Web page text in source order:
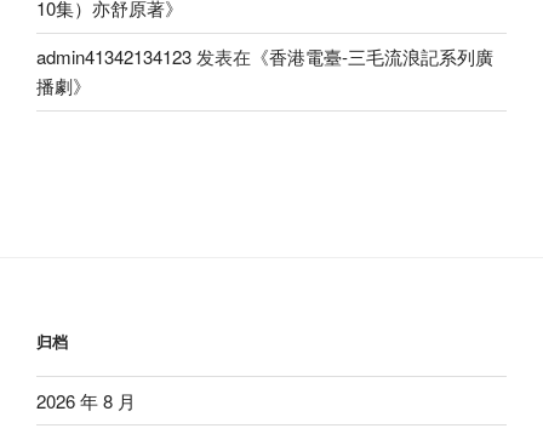
10集）亦舒原著》
admin41342134123 发表在《香港電臺-三毛流浪記系列廣
播劇》
归档
2026 年 8 月